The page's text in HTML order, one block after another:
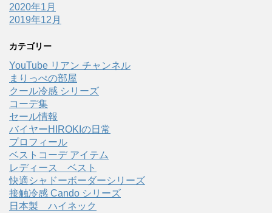
2020年1月
2019年12月
カテゴリー
YouTube リアン チャンネル
まりっぺの部屋
クール冷感 シリーズ
コーデ集
セール情報
バイヤーHIROKIの日常
プロフィール
ベストコーデ アイテム
レディース ベスト
快適シャドーボーダーシリーズ
接触冷感 Cando シリーズ
日本製 ハイネック